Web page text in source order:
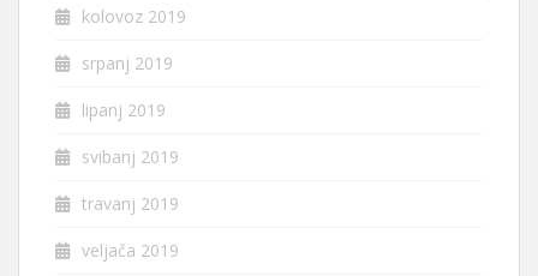
kolovoz 2019
srpanj 2019
lipanj 2019
svibanj 2019
travanj 2019
veljača 2019